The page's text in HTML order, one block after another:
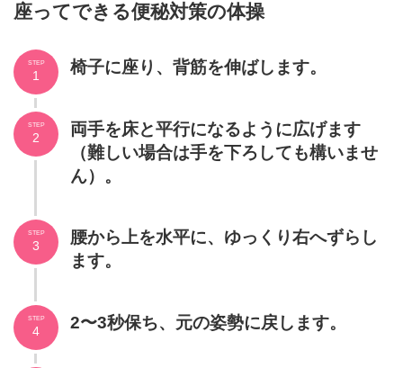
座ってできる便秘対策の体操
椅子に座り、背筋を伸ばします。
STEP
1
両手を床と平行になるように広げます
（難しい場合は手を下ろしても構いませ
ん）。
STEP
2
腰から上を水平に、ゆっくり右へずらし
ます。
STEP
3
2〜3秒保ち、元の姿勢に戻します。
STEP
4